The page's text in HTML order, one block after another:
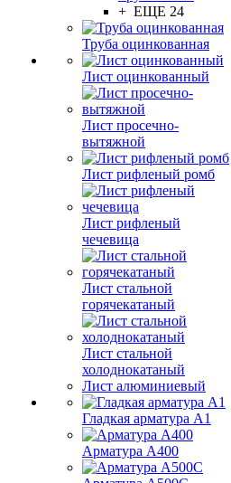
+ ЕЩЕ 24
Труба оцинкованная
Лист оцинкованный
Лист просечно-
вытяжной
Лист рифленый ромб
Лист рифленый
чечевица
Лист стальной
горячекатаный
Лист стальной
холоднокатаный
Лист алюминиевый
Гладкая арматура А1
Арматура А400